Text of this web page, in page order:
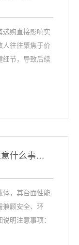
选购直接影响实
人往往聚焦于价
细节，导致后续
实验室大连实验台更换台面注意什么事项？
体，其台面性能
兼顾安全、环
明注意事项：